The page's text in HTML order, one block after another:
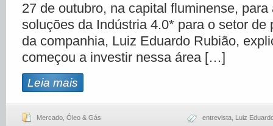
27 de outubro, na capital fluminense, para
soluções da Indústria 4.0* para o setor de
da companhia, Luiz Eduardo Rubião,
começou a investir nessa área […]
Leia mais
Mercado Óleo & Gás entrevista Luiz